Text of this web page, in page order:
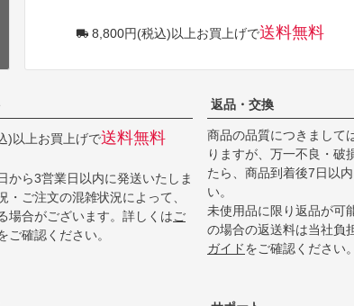
8,800円(税込)以上お買上げで送料無料
)以上お買上げで送料無料
から3営業日以内に発送いたしま
・ご注文の混雑状況によって、
場合がございます。詳しくはご
ご確認ください。
返品・交換
商品の品質につきまして
りますが、万一不良・破
たら、商品到着後7日以
い。
未使用品に限り返品が可
の場合の返送料は当社負
ガイドをご確認ください。